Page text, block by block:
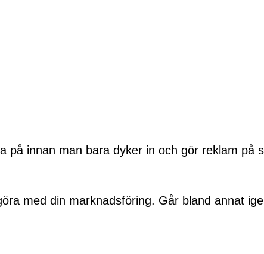
på innan man bara dyker in och gör reklam på
med din marknadsföring. Går bland annat